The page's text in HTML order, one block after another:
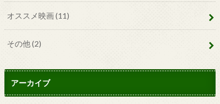
オススメ映画(11)
その他(2)
アーカイブ